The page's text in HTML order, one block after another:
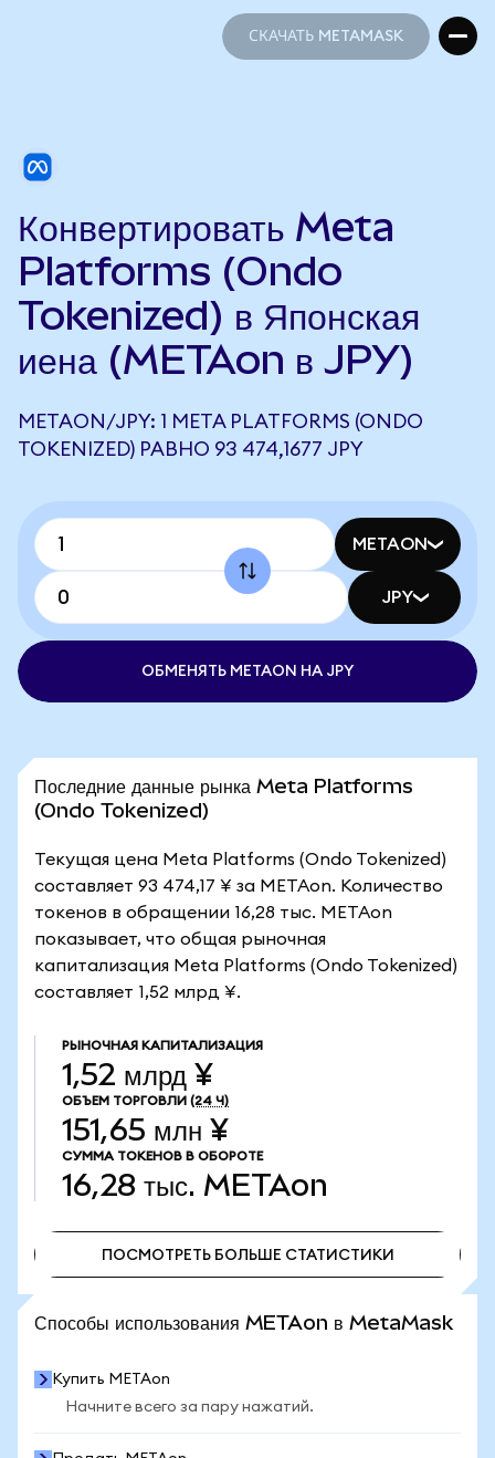
СКАЧАТЬ METAMASK
Конвертировать Meta
Platforms (Ondo
Tokenized) в Японская
иена (METAon в JPY)
METAON/JPY: 1 META PLATFORMS (ONDO
TOKENIZED) РАВНО 93 474,1677 JPY
METAON
JPY
ОБМЕНЯТЬ METAON НА JPY
Последние данные рынка Meta Platforms
(Ondo Tokenized)
Текущая цена Meta Platforms (Ondo Tokenized)
составляет 93 474,17 ¥ за METAon. Количество
токенов в обращении 16,28 тыс. METAon
показывает, что общая рыночная
капитализация Meta Platforms (Ondo Tokenized)
составляет 1,52 млрд ¥.
РЫНОЧНАЯ КАПИТАЛИЗАЦИЯ
1,52 млрд ¥
ОБЪЕМ ТОРГОВЛИ (24 Ч)
151,65 млн ¥
СУММА ТОКЕНОВ В ОБОРОТЕ
16,28 тыс. METAon
ПОСМОТРЕТЬ БОЛЬШЕ СТАТИСТИКИ
Способы использования METAon в MetaMask
Купить METAon
Начните всего за пару нажатий.